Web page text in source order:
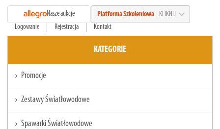
Nasze aukcje Platforma Szkoleniowa KLIKNIJ expand_more
Logowanie Rejestracja Kontakt
KATEGORIE
chevron_right Promocje
chevron_right Zestawy Światłowodowe
chevron_right Spawarki Światłowodowe